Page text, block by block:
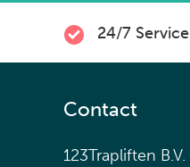
24/7 Service
Contact
123Trapliften B.V.